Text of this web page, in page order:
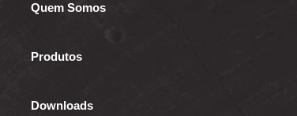
Quem Somos
Produtos
Downloads